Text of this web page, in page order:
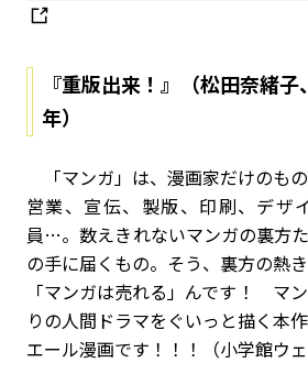
『重版出来！』（松田奈緒
年）
「マンガ」は、漫画家だけのもの
営業、宣伝、製版、印刷、デザ
員…。数えきれないマンガの裏方
の手に届くもの。そう、裏方の熱
「マンガは売れる」んです！ マ
りの人間ドラマをぐいっと描く本
エール漫画です！！！（小学館ウェ